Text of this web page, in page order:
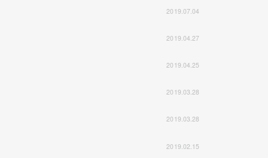
2019.07.04
2019.04.27
2019.04.25
2019.03.28
2019.03.28
2019.02.15